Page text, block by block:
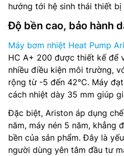
hướng tới hệ sinh thái thiết bị
Độ bền cao, bảo hành
Máy bơm nhiệt Heat Pump
HC A+ 200 được thiết kế để
nhiều điều kiện môi trường,
rộng từ -5 đến 42°C. Máy
cách nhiệt dày 35 mm giúp
Đặc biệt, Ariston áp dụng
năm, máy nén 5 năm, khẳng
bền của sản phẩm. Đây là
người dùng yên tâm đầu tư